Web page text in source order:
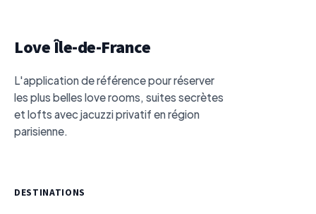
Love Île-de-France
L'application de référence pour réserver
les plus belles love rooms, suites secrètes
et lofts avec jacuzzi privatif en région
parisienne.
DESTINATIONS